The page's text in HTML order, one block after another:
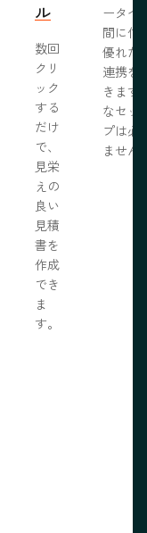
ル
数回
クリ
ック
する
だけ
で、
見栄
えの
良い
見積
書を
作成
でき
ま
す。
ータベ
間に信
優れた
連携を
きます
なセッ
プは必
ません